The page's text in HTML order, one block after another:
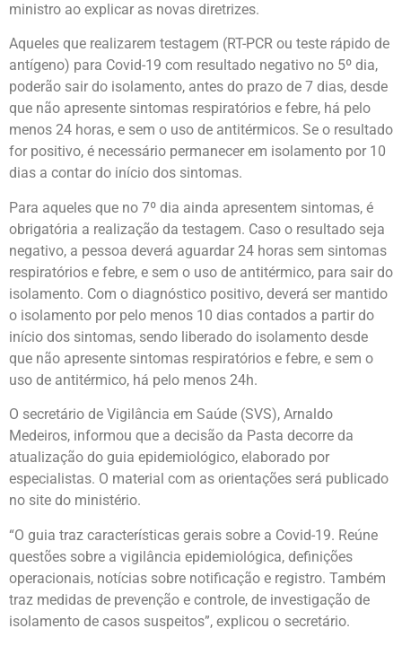
ministro ao explicar as novas diretrizes.
Aqueles que realizarem testagem (RT-PCR ou teste rápido de
antígeno) para Covid-19 com resultado negativo no 5º dia,
poderão sair do isolamento, antes do prazo de 7 dias, desde
que não apresente sintomas respiratórios e febre, há pelo
menos 24 horas, e sem o uso de antitérmicos. Se o resultado
for positivo, é necessário permanecer em isolamento por 10
dias a contar do início dos sintomas.
Para aqueles que no 7º dia ainda apresentem sintomas, é
obrigatória a realização da testagem. Caso o resultado seja
negativo, a pessoa deverá aguardar 24 horas sem sintomas
respiratórios e febre, e sem o uso de antitérmico, para sair do
isolamento. Com o diagnóstico positivo, deverá ser mantido
o isolamento por pelo menos 10 dias contados a partir do
início dos sintomas, sendo liberado do isolamento desde
que não apresente sintomas respiratórios e febre, e sem o
uso de antitérmico, há pelo menos 24h.
O secretário de Vigilância em Saúde (SVS), Arnaldo
Medeiros, informou que a decisão da Pasta decorre da
atualização do guia epidemiológico, elaborado por
especialistas. O material com as orientações será publicado
no site do ministério.
“O guia traz características gerais sobre a Covid-19. Reúne
questões sobre a vigilância epidemiológica, definições
operacionais, notícias sobre notificação e registro. Também
traz medidas de prevenção e controle, de investigação de
isolamento de casos suspeitos”, explicou o secretário.